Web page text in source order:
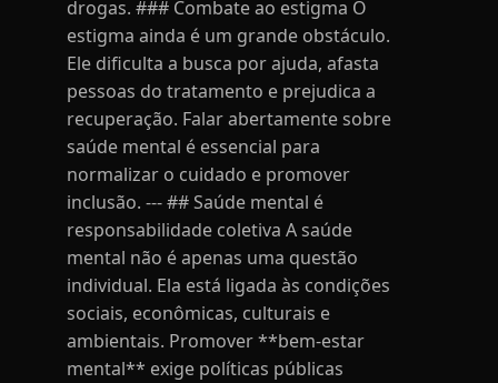
drogas. ### Combate ao estigma O
estigma ainda é um grande obstáculo.
Ele dificulta a busca por ajuda, afasta
pessoas do tratamento e prejudica a
recuperação. Falar abertamente sobre
saúde mental é essencial para
normalizar o cuidado e promover
inclusão. --- ## Saúde mental é
responsabilidade coletiva A saúde
mental não é apenas uma questão
individual. Ela está ligada às condições
sociais, econômicas, culturais e
ambientais. Promover **bem-estar
mental** exige políticas públicas